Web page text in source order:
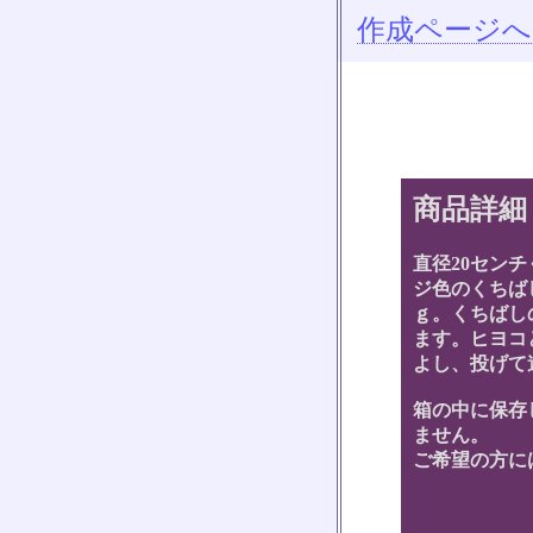
作成ページへ
商品詳細
直径20セン
ジ色のくちば
ｇ。くちば
ます。ヒヨ
よし、投げて
箱の中に保存
ません。
ご希望の方に